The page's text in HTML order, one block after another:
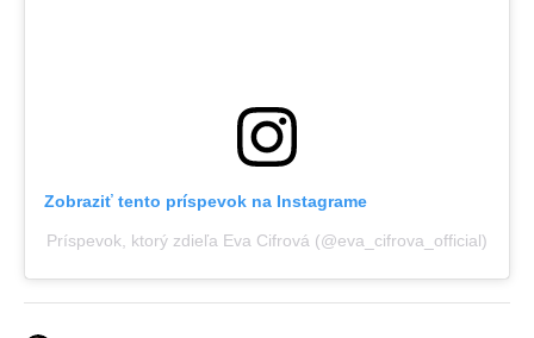
Zobraziť tento príspevok na Instagrame
Príspevok, ktorý zdieľa Eva Cifrová (@eva_cifrova_official)